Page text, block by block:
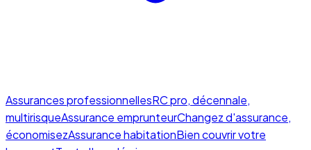
Assurances professionnellesRC pro, décennale,
multirisqueAssurance emprunteurChangez d'assurance,
économisezAssurance habitationBien couvrir votre